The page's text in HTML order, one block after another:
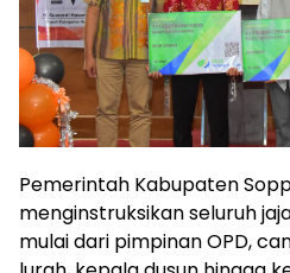
Pemerintah Kabupaten
menginstruksikan seluruh
mulai dari pimpinan OPD,